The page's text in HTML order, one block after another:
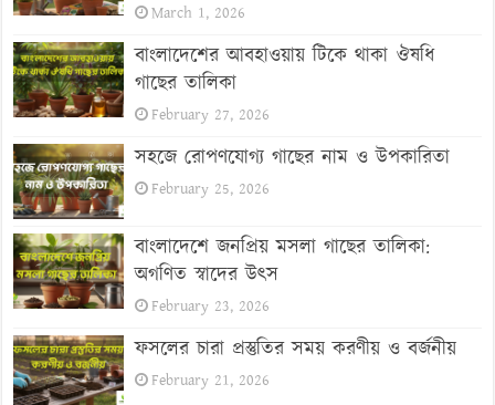
March 1, 2026
বাংলাদেশের আবহাওয়ায় টিকে থাকা ঔষধি
গাছের তালিকা
February 27, 2026
সহজে রোপণযোগ্য গাছের নাম ও উপকারিতা
February 25, 2026
বাংলাদেশে জনপ্রিয় মসলা গাছের তালিকা:
অগণিত স্বাদের উৎস
February 23, 2026
ফসলের চারা প্রস্তুতির সময় করণীয় ও বর্জনীয়
February 21, 2026